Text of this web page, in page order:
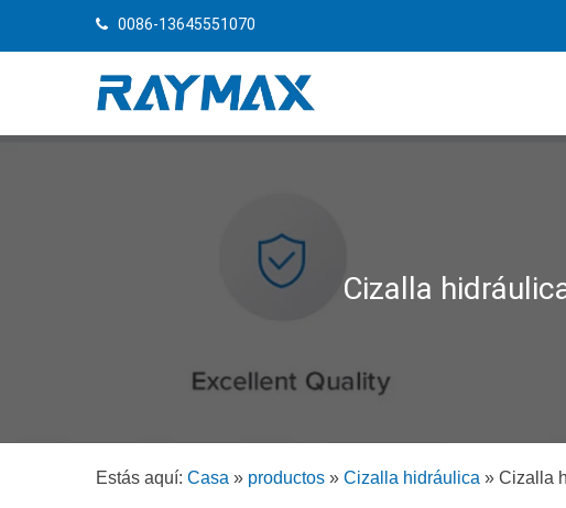
0086-13645551070
Cizalla
Estás aquí: Casa » productos » Cizalla hidráulica » Cizalla